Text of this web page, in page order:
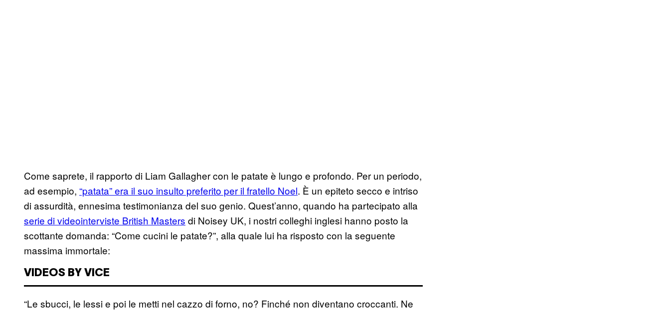
Come saprete, il rapporto di Liam Gallagher con le patate è lungo e profondo. Per un periodo,
ad esempio, “patata” era il suo insulto preferito per il fratello Noel. È un epiteto secco e intriso
di assurdità, ennesima testimonianza del suo genio. Quest’anno, quando ha partecipato alla
serie di videointerviste British Masters di Noisey UK, i nostri colleghi inglesi hanno posto la
scottante domanda: “Come cucini le patate?”, alla quale lui ha risposto con la seguente
massima immortale:
VIDEOS BY VICE
“Le sbucci, le lessi e poi le metti nel cazzo di forno, no? Finché non diventano croccanti. Ne